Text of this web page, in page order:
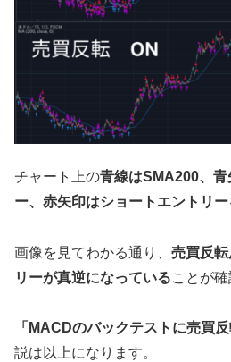
チャート上の青線はSMA200、青
ー、赤矢印はショートエントリー
画像を見てわかる通り、 売買反
リーが真逆になっていることが確
「MACDのバックテストに売買
説は以上になります。